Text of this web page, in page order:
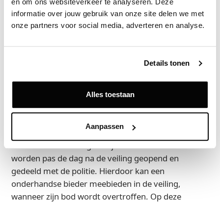
informatie over jouw gebruik van onze site delen we met
onze partners voor social media, adverteren en analyse.
Details tonen
Alles toestaan
Aanpassen
opgeleverd, onder de conditie ‘as-is, where-is’.
Veilingprocedure
De politiebureaus zullen online worden geveild op
september 2024 17.00 uur bestaat de mogelijkheid
om een onderhandse bieding uit te brengen bij
Nysingh Advocaten.
dient een bieder te zijn gelegaliseerd. De
onderhandse biedingen blijven onder de notaris en
worden pas de dag na de veiling geopend en
gedeeld met de politie. Hierdoor kan een
onderhandse bieder meebieden in de veiling,
wanneer zijn bod wordt overtroffen. Op deze